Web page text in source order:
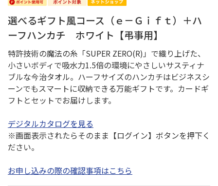
選べるギフト風コース（ｅ－Ｇｉｆｔ）＋ハ
ーフハンカチ ホワイト【弔事用】
特許技術の魔法の糸「SUPER ZERO(R)」で織り上げた、
小さいボディで吸水力1.5倍の環境にやさしいサスティナ
ブルな今治タオル。ハーフサイズのハンカチはビジネスシ
ーンでもスマートに収納できる万能ギフトです。カードギ
フトとセットでお届けします。
デジタルカタログを見る
※画面表示されたらそのまま【ログイン】ボタンを押下く
ださい。
お申し込みの際の確認事項はこちら